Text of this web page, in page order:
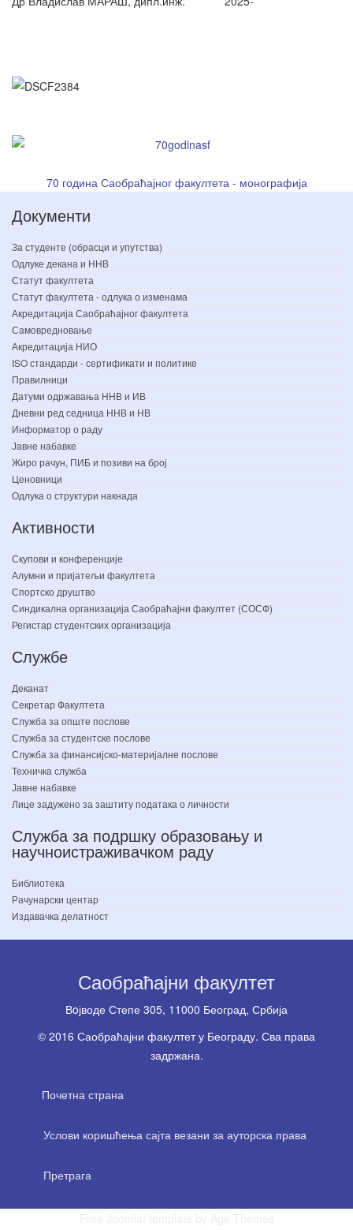
70 година Саобраћајног факултета - монографија
Документи
За студенте (обрасци и упутства)
Одлуке декана и ННВ
Статут факултета
Статут факултета - одлука о изменама
Акредитација Саобраћајног факултета
Самовредновање
Акредитација НИО
ISO стандарди - сертификати и политике
Правилници
Датуми одржавања ННВ и ИВ
Дневни ред седница ННВ и НВ
Информатор о раду
Јавне набавке
Жиро рачун, ПИБ и позиви на број
Ценовници
Одлука о структури накнада
Активности
Скупови и конференције
Алумни и пријатељи факултета
Спортско друштво
Синдикална организација Саобраћајни факултет (СОСФ)
Регистар студентских организација
Службе
Деканат
Секретар Факултета
Служба за опште послове
Служба за студентске послове
Служба за финансијско-материјалне послове
Техничка служба
Јавне набавке
Лице задужено за заштиту података о личности
Служба за подршку образовању и
научноистраживачком раду
Библиотека
Рачунарски центар
Издавачка делатност
Саобраћајни факултет
Вoјводе Степе 305, 11000 Београд, Србија
© 2016 Саобраћајни факултет у Београду. Сва права
задржана.
Почетна страна
Услови коришћења сајта везани за ауторска права
Претрага